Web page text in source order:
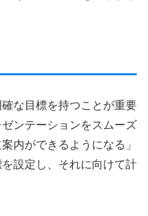
な目標を持つことが重要
ンテーションをスムーズ
内ができるようになる」
設定し、それに向けて計